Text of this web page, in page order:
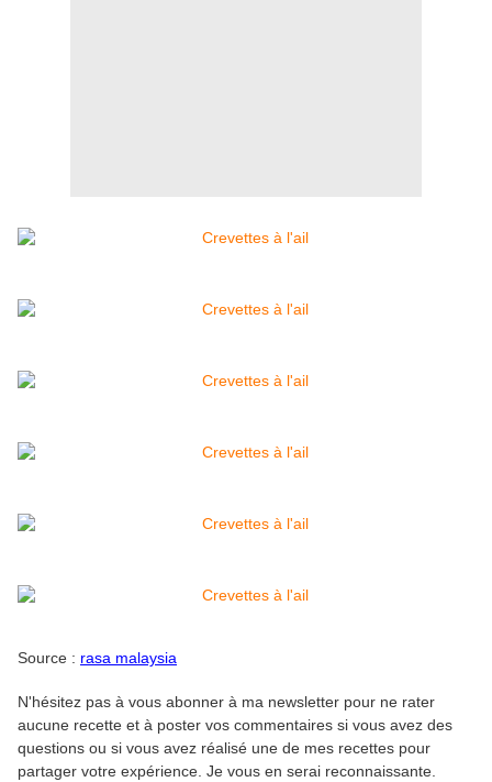
Source : rasa malaysia
N'hésitez pas à vous abonner à ma newsletter pour ne rater
aucune recette et à poster vos commentaires si vous avez des
questions ou si vous avez réalisé une de mes recettes pour
partager votre expérience. Je vous en serai reconnaissante.